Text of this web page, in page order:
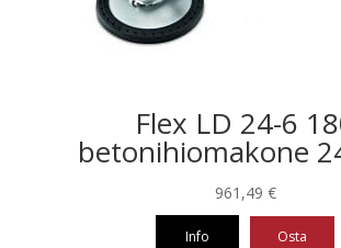
Flex LD 24-6
betonihiomakone
961,49 €
Info Osta